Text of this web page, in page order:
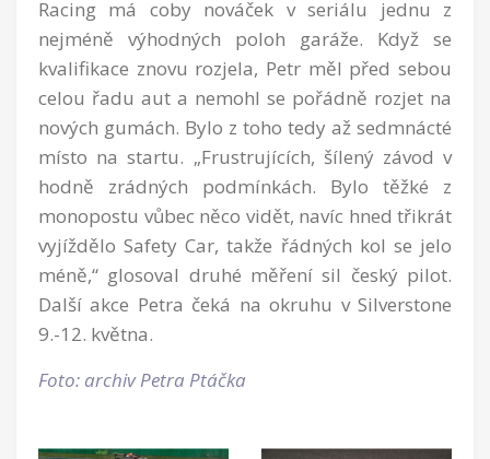
Racing má coby nováček v seriálu jednu z
nejméně výhodných poloh garáže. Když se
kvalifikace znovu rozjela, Petr měl před sebou
celou řadu aut a nemohl se pořádně rozjet na
nových gumách. Bylo z toho tedy až sedmnácté
místo na startu. „Frustrujících, šílený závod v
hodně zrádných podmínkách. Bylo těžké z
monopostu vůbec něco vidět, navíc hned třikrát
vyjíždělo Safety Car, takže řádných kol se jelo
méně,“ glosoval druhé měření sil český pilot.
Další akce Petra čeká na okruhu v Silverstone
9.-12. května.
Foto: archiv Petra Ptáčka